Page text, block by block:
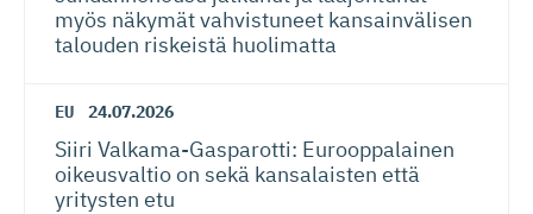
myös näkymät vahvistuneet kansainvälisen
talouden riskeistä huolimatta
EU 24.07.2026
Siiri Valkama-Gas­pa­rotti: Eurooppalainen
oikeusvaltio on sekä kansalaisten että
yritysten etu